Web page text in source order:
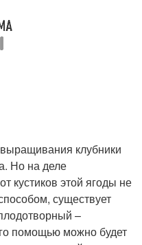
клубники
Но на деле
кустиков этой ягоды не
существует
–
помощью можно будет